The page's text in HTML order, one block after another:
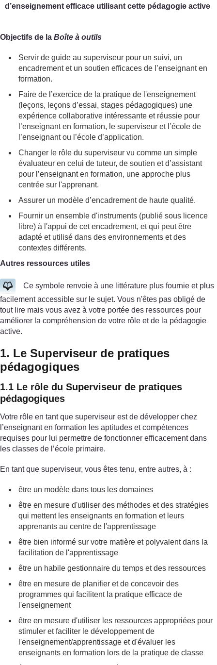
d’enseignement efficace utilisant cette pédagogie active
Objectifs de la Boîte à outils
Servir de guide au superviseur pour un suivi, un
encadrement et un soutien efficaces de l’enseignant en
formation.
Faire de l’exercice de la pratique de l'enseignement
(leçons, leçons d’essai, stages pédagogiques) une
expérience collaborative intéressante et réussie pour
l’enseignant en formation, le superviseur et l’école de
l’enseignant ou l’école d’application.
Changer le rôle du superviseur vu comme un simple
évaluateur en celui de tuteur, de soutien et d’assistant
pour l’enseignant en formation, une approche plus
centrée sur l'apprenant.
Assurer un modèle d’encadrement de haute qualité.
Fournir un ensemble d'instruments (publié sous licence
libre) à l'appui de cet encadrement, et qui peut être
adapté et utilisé dans des environnements et des
contextes différents.
Autres ressources utiles
Ce symbole renvoie à une littérature plus fournie et plus
facilement accessible sur le sujet. Vous n'êtes pas obligé de
tout lire mais vous avez à votre portée des ressources pour
améliorer la compréhension de votre rôle et de la pédagogie
active.
1. Le Superviseur de pratiques
pédagogiques
1.1 Le rôle du Superviseur de pratiques
pédagogiques
Votre rôle en tant que superviseur est de développer chez
l’enseignant en formation les aptitudes et compétences
requises pour lui permettre de fonctionner efficacement dans
les classes de l’école primaire.
En tant que superviseur, vous êtes tenu, entre autres, à :
être un modèle dans tous les domaines
être en mesure d'utiliser des méthodes et des stratégies
qui mettent les enseignants en formation et leurs
apprenants au centre de l'apprentissage
être bien informé sur votre matière et polyvalent dans la
facilitation de l'apprentissage
être un habile gestionnaire du temps et des ressources
être en mesure de planifier et de concevoir des
programmes qui facilitent la pratique efficace de
l'enseignement
être en mesure d'utiliser les ressources appropriées pour
stimuler et faciliter le développement de
l'enseignement/apprentissage et d'évaluer les
enseignants en formation lors de la pratique de classe